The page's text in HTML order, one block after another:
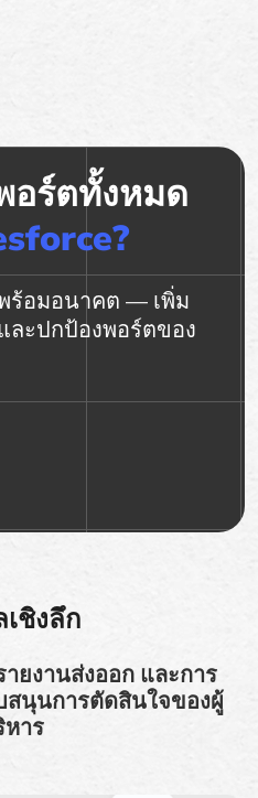
อร์ตทั้งหมด
ร้อมอนาคต — เพิ่ม
ละปกป้องพอร์ตของ
ชิงลึก
ยงานส่งออก และการ
สนุนการตัดสินใจของผู้
าร